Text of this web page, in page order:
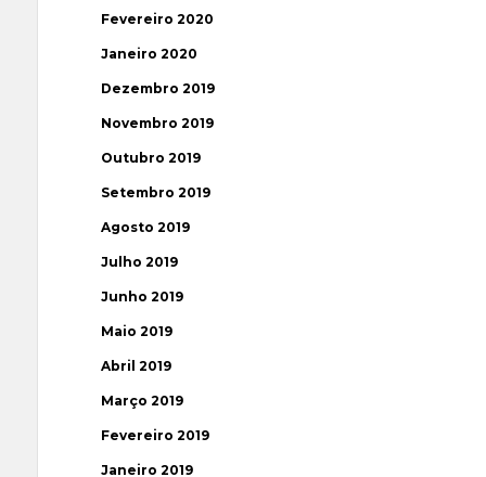
Fevereiro 2020
Janeiro 2020
Dezembro 2019
Novembro 2019
Outubro 2019
Setembro 2019
Agosto 2019
Julho 2019
Junho 2019
Maio 2019
Abril 2019
Março 2019
Fevereiro 2019
Janeiro 2019